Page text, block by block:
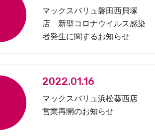
マックスバリュ磐田西貝塚
店 新型コロナウイルス感染
者発生に関するお知らせ
2022.01.16
マックスバリュ浜松葵西店
営業再開のお知らせ